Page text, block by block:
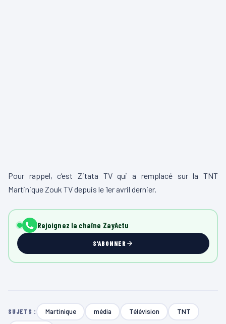
Pour rappel, c’est Zitata TV qui a remplacé sur la TNT
Martinique Zouk TV depuis le 1er avril dernier.
Rejoignez la chaîne ZayActu
S'ABONNER
SUJETS : Martinique média Télévision TNT